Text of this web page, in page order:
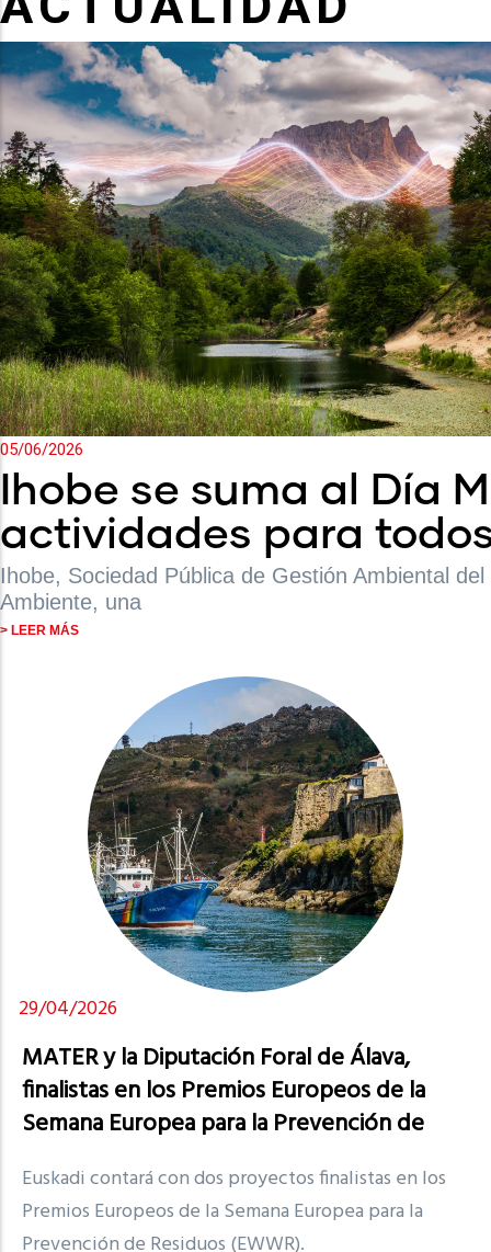
05/06/2026
Ihobe se suma al Día
actividades para
Ihobe, Sociedad Pública de Gestión Ambiental
Ambiente, una
> LEER MÁS
29/04/2026
MATER y la Diputación Foral de Álava,
finalistas en los Premios Europeos de la
Semana Europea para la Prevención de
Euskadi contará con dos proyectos finalistas en los
Premios Europeos de la Semana Europea para la
Prevención de Residuos (EWWR).